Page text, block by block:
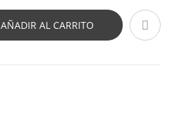
AÑADIR AL CARRITO